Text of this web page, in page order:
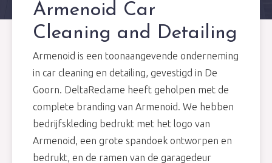
Armenoid Car
Cleaning and Detailing
Armenoid is een toonaangevende onderneming
in car cleaning en detailing, gevestigd in De
Goorn. DeltaReclame heeft geholpen met de
complete branding van Armenoid. We hebben
bedrijfskleding bedrukt met het logo van
Armenoid, een grote spandoek ontworpen en
bedrukt, en de ramen van de garagedeur